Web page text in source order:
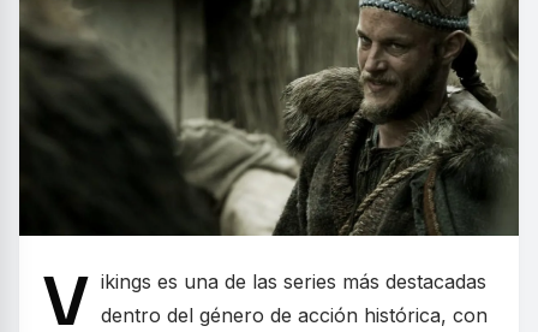
V ikings es una de las series más destacadas
dentro del género de acción histórica, con